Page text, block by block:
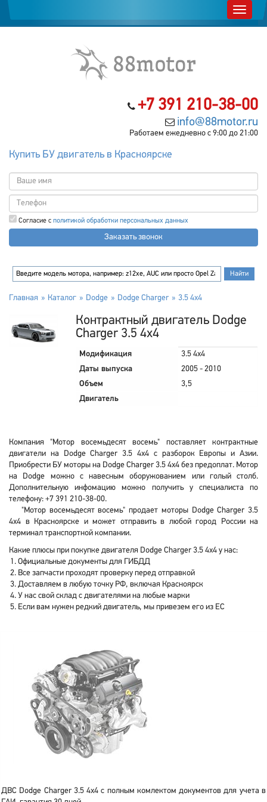
+7 391 210-38-00
info@88motor.ru
Работаем ежедневно с 9:00 до 21:00
Купить БУ двигатель в Красноярске
Согласие с политикой обработки персональных данных
Заказать звонок
Главная Каталог Dodge Dodge Charger 3.5 4x4
Контрактный двигатель Dodge
Charger 3.5 4x4
Модификация
3.5 4x4
Даты выпуска
2005 - 2010
Объем
3,5
Двигатель
Компания "Мотор восемьдесят восемь" поставляет контрактные
двигатели на Dodge Charger 3.5 4x4 с разборок Европы и Азии.
Приобрести БУ моторы на Dodge Charger 3.5 4x4 без предоплат. Мотор
на Dodge можно с навесным оборужованием или голый столб.
Дополнительную инфомацию можно получить у специалиста по
телефону: +7 391 210-38-00.
"Мотор восемьдесят восемь" продает моторы Dodge Charger 3.5
4x4 в Красноярске и может отправить в любой город России на
терминал транспортной компании.
Какие плюсы при покупке двигателя Dodge Charger 3.5 4x4 у нас:
Официальные документы для ГИБДД
Все запчасти проходят проверку перед отправкой
Доставляем в любую точку РФ, включая Красноярск
У нас свой склад с двигателями на любые марки
Если вам нужен редкий двигатель, мы привезем его из ЕС
ДВС Dodge Charger 3.5 4x4 с полным комлектом документов для учета в